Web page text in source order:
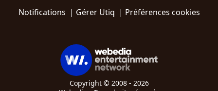
Notifications | Gérer Utiq | Préférences cookies
Copyright © 2008 - 2026